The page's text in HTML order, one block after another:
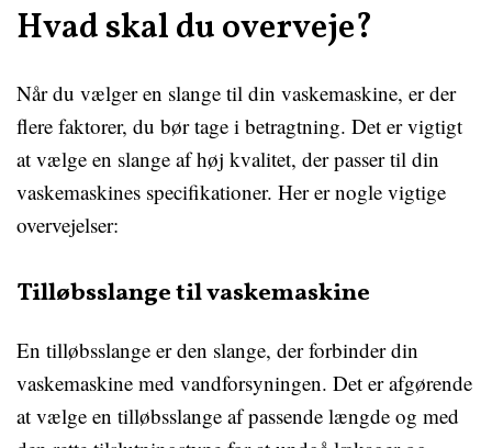
Hvad skal du overveje?
Når du vælger en slange til din vaskemaskine, er der
flere faktorer, du bør tage i betragtning. Det er vigtigt
at vælge en slange af høj kvalitet, der passer til din
vaskemaskines specifikationer. Her er nogle vigtige
overvejelser:
Tilløbsslange til vaskemaskine
En tilløbsslange er den slange, der forbinder din
vaskemaskine med vandforsyningen. Det er afgørende
at vælge en tilløbsslange af passende længde og med